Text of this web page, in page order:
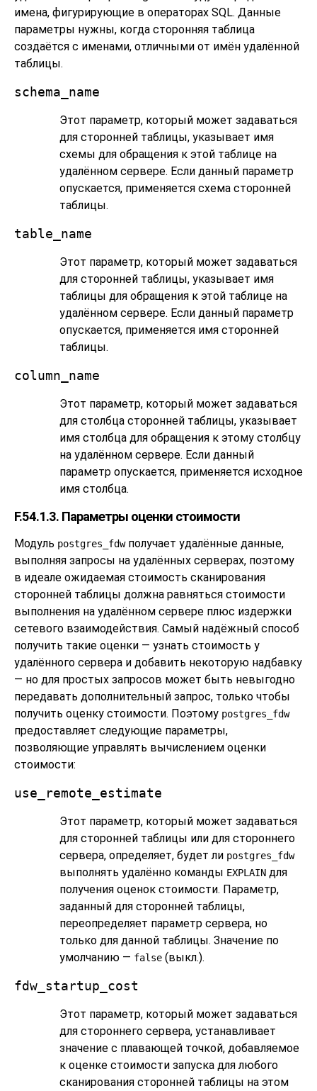
имена, фигурирующие в операторах SQL. Данные
параметры нужны, когда сторонняя таблица
создаётся с именами, отличными от имён удалённой
таблицы.
schema_name
Этот параметр, который может задаваться
для сторонней таблицы, указывает имя
схемы для обращения к этой таблице на
удалённом сервере. Если данный параметр
опускается, применяется схема сторонней
таблицы.
table_name
Этот параметр, который может задаваться
для сторонней таблицы, указывает имя
таблицы для обращения к этой таблице на
удалённом сервере. Если данный параметр
опускается, применяется имя сторонней
таблицы.
column_name
Этот параметр, который может задаваться
для столбца сторонней таблицы, указывает
имя столбца для обращения к этому столбцу
на удалённом сервере. Если данный
параметр опускается, применяется исходное
имя столбца.
F.54.1.3. Параметры оценки стоимости
Модуль postgres_fdwполучает удалённые данные,
выполняя запросы на удалённых серверах, поэтому
в идеале ожидаемая стоимость сканирования
сторонней таблицы должна равняться стоимости
выполнения на удалённом сервере плюс издержки
сетевого взаимодействия. Самый надёжный способ
получить такие оценки — узнать стоимость у
удалённого сервера и добавить некоторую надбавку
— но для простых запросов может быть невыгодно
передавать дополнительный запрос, только чтобы
получить оценку стоимости. Поэтому postgres_fdw
предоставляет следующие параметры,
позволяющие управлять вычислением оценки
стоимости:
use_remote_estimate
Этот параметр, который может задаваться
для сторонней таблицы или для стороннего
сервера, определяет, будет ли postgres_fdw
выполнять удалённо команды EXPLAIN для
получения оценок стоимости. Параметр,
заданный для сторонней таблицы,
переопределяет параметр сервера, но
только для данной таблицы. Значение по
умолчанию — false (выкл.).
fdw_startup_cost
Этот параметр, который может задаваться
для стороннего сервера, устанавливает
значение с плавающей точкой, добавляемое
к оценке стоимости запуска для любого
сканирования сторонней таблицы на этом